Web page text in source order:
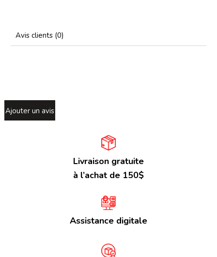
Avis clients (0)
Ajouter un avis
Livraison gratuite
à l’achat de 150$
Assistance digitale